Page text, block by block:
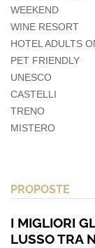
WEEKEND
WINE RESORT
HOTEL ADULTS
PET FRIENDLY
UNESCO
CASTELLI
TRENO
MISTERO
PROPOSTE
I MIGLIORI
LUSSO TRA